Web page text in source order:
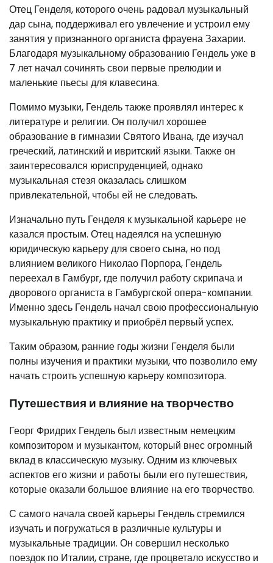
Отец Генделя, которого очень радовал музыкальный
дар сына, поддерживал его увлечение и устроил ему
занятия у признанного органиста фрауена Захарии.
Благодаря музыкальному образованию Гендель уже в
7 лет начал сочинять свои первые прелюдии и
маленькие пьесы для клавесина.
Помимо музыки, Гендель также проявлял интерес к
литературе и религии. Он получил хорошее
образование в гимназии Святого Ивана, где изучал
греческий, латинский и ивритский языки. Также он
заинтересовался юриспруденцией, однако
музыкальная стезя оказалась слишком
привлекательной, чтобы ей не следовать.
Изначально путь Генделя к музыкальной карьере не
казался простым. Отец надеялся на успешную
юридическую карьеру для своего сына, но под
влиянием великого Николао Порпора, Гендель
переехал в Гамбург, где получил работу скрипача и
дворового органиста в Гамбургской опера-компании.
Именно здесь Гендель начал свою профессиональную
музыкальную практику и приобрёл первый успех.
Таким образом, ранние годы жизни Генделя были
полны изучения и практики музыки, что позволило ему
начать строить успешную карьеру композитора.
Путешествия и влияние на творчество
Георг Фридрих Гендель был известным немецким
композитором и музыкантом, который внес огромный
вклад в классическую музыку. Одним из ключевых
аспектов его жизни и работы были его путешествия,
которые оказали большое влияние на его творчество.
С самого начала своей карьеры Гендель стремился
изучать и погружаться в различные культуры и
музыкальные традиции. Он совершил несколько
поездок по Италии, стране, где процветало искусство и